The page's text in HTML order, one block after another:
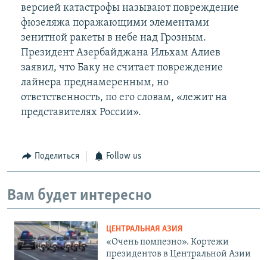
версией катастрофы называют повреждение
фюзеляжа поражающими элементами
зенитной ракеты в небе над Грозным.
Президент Азербайджана Ильхам Алиев
заявил, что Баку не считает повреждение
лайнера преднамеренным, но
ответственность, по его словам, «лежит на
представителях России».
Поделиться Follow us
Вам будет интересно
ЦЕНТРАЛЬНАЯ АЗИЯ
«Очень помпезно». Кортежи
президентов в Центральной Азии